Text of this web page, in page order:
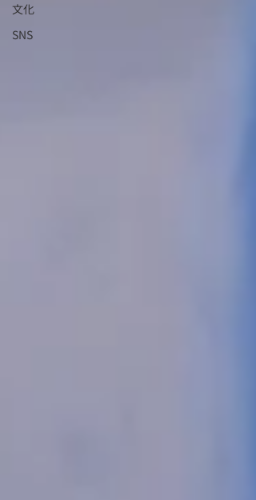
文化
SNS